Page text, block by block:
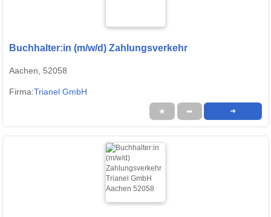
Buchhalter:in (m/w/d) Zahlungsverkehr
Aachen, 52058
Firma:Trianel GmbH
★ ➦ ➜